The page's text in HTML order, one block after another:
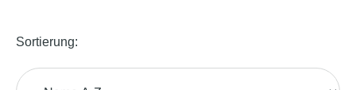
Sortierung: